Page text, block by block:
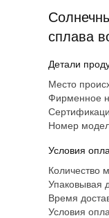
сплава
Детали
Место
Фирменное
Номер
Условия
Количество
Упаковывая
Время
Условия